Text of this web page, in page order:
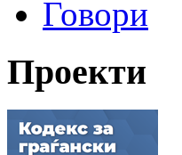
Говори
Проекти